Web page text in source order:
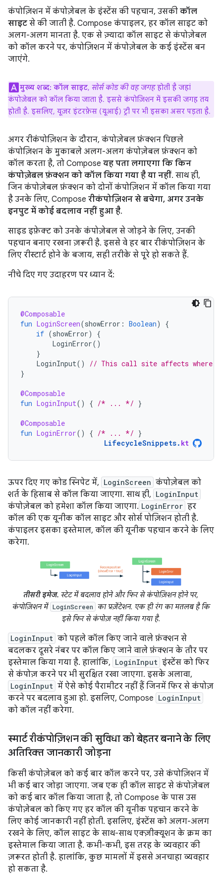
कंपोज़िशन में कंपोज़ेबल के इंस्टेंस की पहचान, उसकी कॉल
साइट से की जाती है. Compose कंपाइलर, हर कॉल साइट को
अलग-अलग मानता है. एक से ज़्यादा कॉल साइट से कंपोज़ेबल
को कॉल करने पर, कंपोज़िशन में कंपोज़ेबल के कई इंस्टेंस बन
जाएंगे.
मुख्य शब्द: कॉल साइट, सोर्स कोड की वह जगहहोती है जहां
कंपोज़ेबल को कॉल किया जाता है. इससे कंपोज़िशन में इसकी जगह तय
होती है. इसलिए, यूज़र इंटरफ़ेस (यूआई) ट्री पर भी इसका असर पड़ता है.
अगर रीकंपोज़िशन के दौरान, कंपोज़ेबल फ़ंक्शन पिछले
कंपोज़िशन के मुकाबले अलग-अलग कंपोज़ेबल फ़ंक्शन को
कॉल करता है, तो Compose यह पता लगाएगा कि किन
कंपोज़ेबल फ़ंक्शन को कॉल किया गया है या नहीं. साथ ही,
जिन कंपोज़ेबल फ़ंक्शन को दोनों कंपोज़िशन में कॉल किया गया
है उनके लिए, Compose रीकंपोज़िशन से बचेगा, अगर उनके
इनपुट में कोई बदलाव नहीं हुआ है.
साइड इफ़ेक्ट को उनके कंपोज़ेबल से जोड़ने के लिए, उनकी
पहचान बनाए रखना ज़रूरी है. इससे वे हर बार रीकंपोज़िशन के
लिए रीस्टार्ट होने के बजाय, सही तरीके से पूरे हो सकते हैं.
नीचे दिए गए उदाहरण पर ध्यान दें:
@Composable
fun LoginScreen(showError : Boolean)
{
if (showError)
{
LoginError()
}
LoginInput()
// This call site affects where
}
@Composable
fun LoginInput() { /* ... */ }
@Composable
fun LoginError() { /* ... */ }
LifecycleSnippets. kt
ऊपर दिए गए कोड स्निपेट में, LoginScreen कंपोज़ेबल को
शर्त के हिसाब से कॉल किया जाएगा. साथ ही, LoginInput
कंपोज़ेबल को हमेशा कॉल किया जाएगा. LoginError हर
कॉल की एक यूनीक कॉल साइट और सोर्स पोज़िशन होती है.
कंपाइलर इसका इस्तेमाल, कॉल की यूनीक पहचान करने के लिए
करेगा.
तीसरी इमेज. स्टेट में बदलाव होने और फिर से कंपोज़िशन होने पर,
कंपोज़िशन में LoginScreen का प्रज़ेंटेशन. एक ही रंग का मतलब है कि
इसे फिर से कंपोज़ नहीं किया गया है.
LoginInput को पहले कॉल किए जाने वाले फ़ंक्शन से
बदलकर दूसरे नंबर पर कॉल किए जाने वाले फ़ंक्शन के तौर पर
इस्तेमाल किया गया है. हालांकि, LoginInput इंस्टेंस को फिर
से कंपोज़ करने पर भी सुरक्षित रखा जाएगा. इसके अलावा,
LoginInput में ऐसे कोई पैरामीटर नहीं हैं जिनमें फिर से कंपोज़
करने पर बदलाव हुआ हो. इसलिए, Compose LoginInput
को कॉल नहीं करेगा.
स्मार्ट रीकंपोज़िशन की सुविधा को बेहतर बनाने के लिए
अतिरिक्त जानकारी जोड़ना
किसी कंपोज़ेबल को कई बार कॉल करने पर, उसे कंपोज़िशन में
भी कई बार जोड़ा जाएगा. जब एक ही कॉल साइट से कंपोज़ेबल
को कई बार कॉल किया जाता है, तो Compose के पास उस
कंपोज़ेबल को किए गए हर कॉल की यूनीक पहचान करने के
लिए कोई जानकारी नहीं होती. इसलिए, इंस्टेंस को अलग-अलग
रखने के लिए, कॉल साइट के साथ-साथ एक्ज़ीक्यूशन के क्रम का
इस्तेमाल किया जाता है. कभी-कभी, इस तरह के व्यवहार की
ज़रूरत होती है. हालांकि, कुछ मामलों में इससे अनचाहा व्यवहार
हो सकता है.